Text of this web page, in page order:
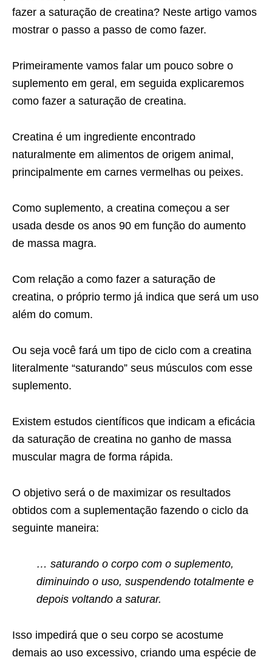
fazer a saturação de creatina? Neste artigo vamos
mostrar o passo a passo de como fazer.
Primeiramente vamos falar um pouco sobre o
suplemento em geral, em seguida explicaremos
como fazer a saturação de creatina.
Creatina é um ingrediente encontrado
naturalmente em alimentos de origem animal,
principalmente em carnes vermelhas ou peixes.
Como suplemento, a creatina começou a ser
usada desde os anos 90 em função do aumento
de massa magra.
Com relação a como fazer a saturação de
creatina, o próprio termo já indica que será um uso
além do comum.
Ou seja você fará um tipo de ciclo com a creatina
literalmente “saturando” seus músculos com esse
suplemento.
Existem estudos científicos que indicam a eficácia
da saturação de creatina no ganho de massa
muscular magra de forma rápida.
O objetivo será o de maximizar os resultados
obtidos com a suplementação fazendo o ciclo da
seguinte maneira:
… saturando o corpo com o suplemento,
diminuindo o uso, suspendendo totalmente e
depois voltando a saturar.
Isso impedirá que o seu corpo se acostume
demais ao uso excessivo, criando uma espécie de